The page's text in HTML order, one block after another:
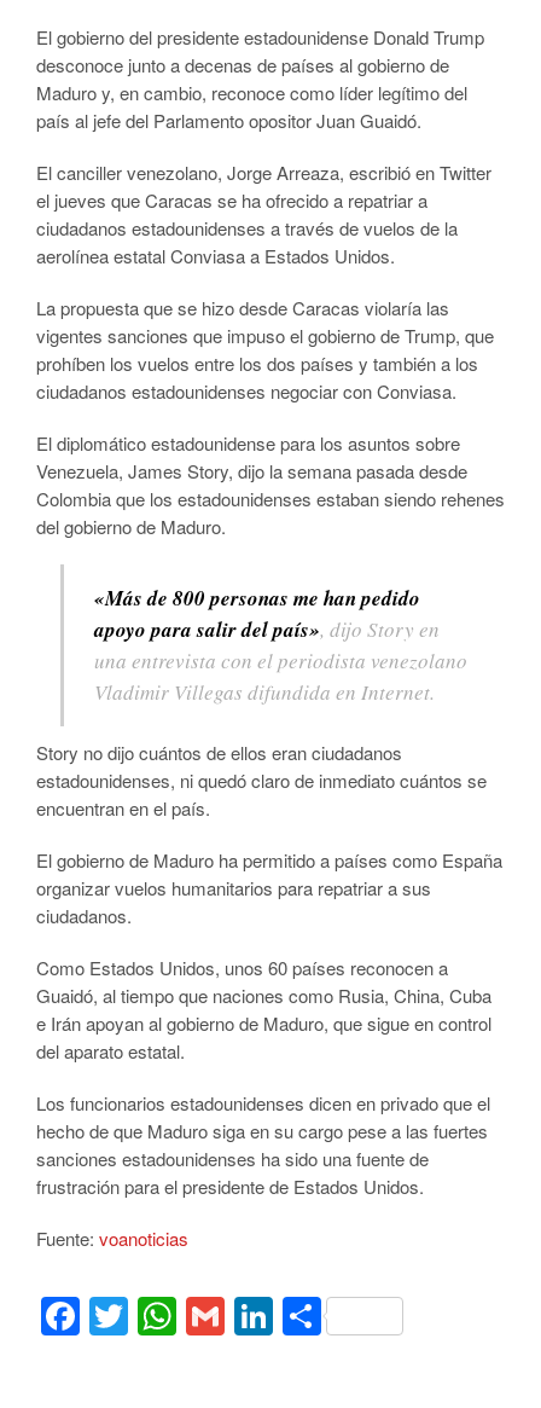
El gobierno del presidente estadounidense Donald Trump
desconoce junto a decenas de países al gobierno de
Maduro y, en cambio, reconoce como líder legítimo del
país al jefe del Parlamento opositor Juan Guaidó.
El canciller venezolano, Jorge Arreaza, escribió en Twitter
el jueves que Caracas se ha ofrecido a repatriar a
ciudadanos estadounidenses a través de vuelos de la
aerolínea estatal Conviasa a Estados Unidos.
La propuesta que se hizo desde Caracas violaría las
vigentes sanciones que impuso el gobierno de Trump, que
prohíben los vuelos entre los dos países y también a los
ciudadanos estadounidenses negociar con Conviasa.
El diplomático estadounidense para los asuntos sobre
Venezuela, James Story, dijo la semana pasada desde
Colombia que los estadounidenses estaban siendo rehenes
del gobierno de Maduro.
«Más de 800 personas me han pedido
apoyo para salir del país», dijo Story en
una entrevista con el periodista venezolano
Vladimir Villegas difundida en Internet.
Story no dijo cuántos de ellos eran ciudadanos
estadounidenses, ni quedó claro de inmediato cuántos se
encuentran en el país.
El gobierno de Maduro ha permitido a países como España
organizar vuelos humanitarios para repatriar a sus
ciudadanos.
Como Estados Unidos, unos 60 países reconocen a
Guaidó, al tiempo que naciones como Rusia, China, Cuba
e Irán apoyan al gobierno de Maduro, que sigue en control
del aparato estatal.
Los funcionarios estadounidenses dicen en privado que el
hecho de que Maduro siga en su cargo pese a las fuertes
sanciones estadounidenses ha sido una fuente de
frustración para el presidente de Estados Unidos.
Fuente: voanoticias
Facebook
TwitterWhatsApp
GmailLinkedIn
Compartir